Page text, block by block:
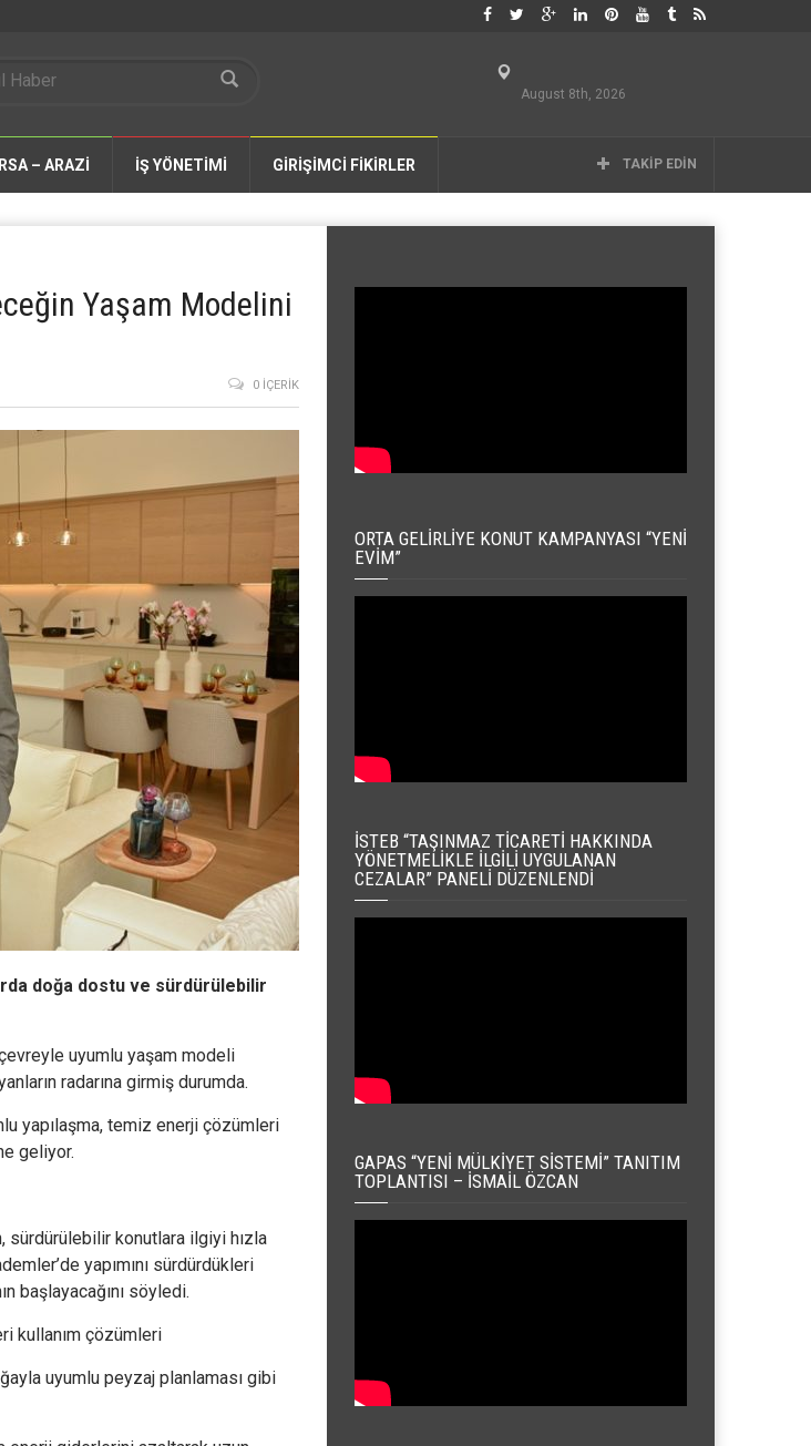
August 8th, 2026
– ARAZİ İŞ YÖNETİMİ GİRİŞİMCİ FİKİRLER TAKIP EDIN
Yaşam Modelini
0 İÇERIK
doğa dostu ve sürdürülebilir
uyumlu yaşam modeli
radarına girmiş durumda.
yapılaşma, temiz enerji çözümleri
geliyor.
sürdürülebilir konutlara ilgiyi hızla
yapımını sürdürdükleri
başlayacağını söyledi.
kullanım çözümleri
uyumlu peyzaj planlaması gibi
ORTA GELIRLIYE KONUT KAMPANYASI “YENI
EVIM”
İSTEB “TAŞINMAZ TICARETI HAKKINDA
YÖNETMELIKLE İLGILI UYGULANAN
CEZALAR” PANELI DÜZENLENDI
GAPAS “YENI MÜLKIYET SISTEMI” TANITIM
TOPLANTISI – İSMAIL ÖZCAN